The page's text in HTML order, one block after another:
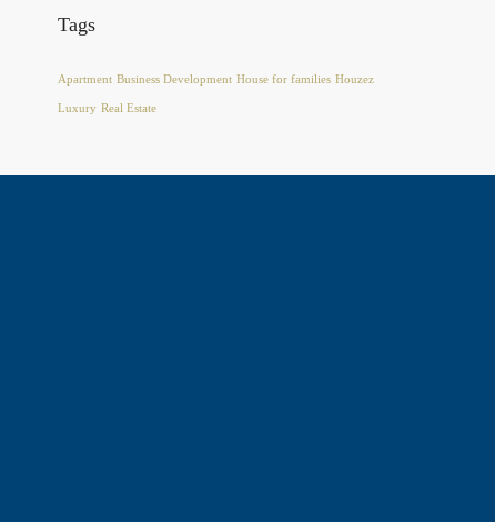
Tags
Apartment Business Development House for families Houzez
Luxury Real Estate